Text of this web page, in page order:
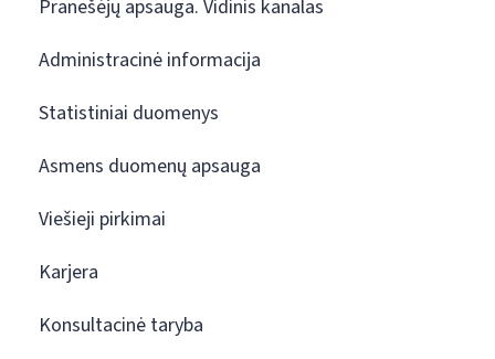
Pranešėjų apsauga. Vidinis kanalas
Administracinė informacija
Statistiniai duomenys
Asmens duomenų apsauga
Viešieji pirkimai
Karjera
Konsultacinė taryba